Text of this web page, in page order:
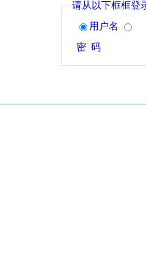
请从以下框框登
用户名
密 码